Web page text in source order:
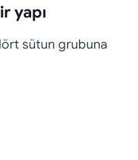
yapı
sütun grubuna